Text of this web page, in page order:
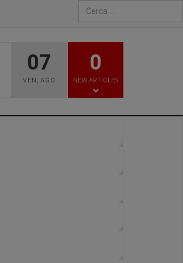
07
VEN , AGO
0
NEW ARTICLES